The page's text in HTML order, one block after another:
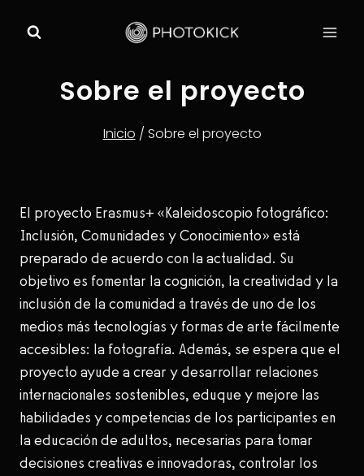
Sobre el proyecto
Inicio /Sobre el proyecto
El proyecto Erasmus+ «Kaleidoscopio fotográfico:
Inclusión, Comunidades y Conocimiento» está
preparado de acuerdo con la actualidad. Su
objetivo es fomentar la cognición, la creatividad y la
inclusión de la comunidad a través de uno de los
medios más tecnologías y formas de arte fácilmente
accesibles: la fotografía. Además, se espera que el
proyecto ayude a crear y desarrollar relaciones
internacionales sostenibles, eduque y mejore las
habilidades y competencias de los participantes en
la educación de adultos, necesarias para tomar
decisiones creativas e innovadoras, controlar los